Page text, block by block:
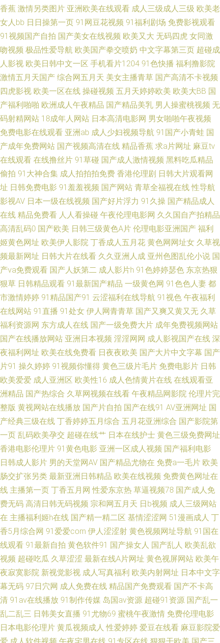
啦国产剧情 俺去也欧洲综合 成人AV小电影 久热这里只有 欧美打炮 91第一视
频 成人dy亚洲 久草视频福利在线 人人艹超碰在线 亚洲成人福利导航 伊人大
香焦 91次源 97超碰人人 www热9 超碰亚洲无码 91娇妻激情四射 国产精品
在线看免费91 日本黄色高清视频 婷婷图区 熟女丝袜 午夜91黄色影院 青青草
综合 中文字幕丰满少妇 91内操 99超碰人 超碰91第一页 国产91探花视频 日
韩无码A片 91爽爽 AV午夜资源 久久老熟妇 美女网站欧美色 先锋影音女同 在
线观看肏屄视频 91日比 97影院福利 变态另类第7页 青青青色在线 自拍国内
成人Aⅴ网站 欧美五级a五级 日韩精品第三页 婷婷社区五月天 亚洲国产aa 超
碰人碰 福利社区爱爱 黄色三级片yyc 91黑丝视频网站 韩国日本视频 日韩av
成人网站 婷婷成人网导航 亚洲男女操逼视频 91抖音 超碰亚洲综合网 精东传
媒毛片 蜜桃午夜福利院 97色色欧美性爱 老湿机x私人69 欧美午夜成人色片
美女黄ww 97人妻人人 超碰线看视观看 高清视频1区2区 欧美特集黄色A片
四虎人妻影院 亚洲老司机在线 超碰从插 国产精品123 五月婷婷国产熟女 成
人韩国在线看A 欧美日性爱炮图 天天日夜夜爽 91在线论坛 精品熟女一区二
区 成人福利第一导航 91免费公开视频 97超惹人人 成人看片91 www日本高
人妖77 后入黑丝高跟 婷婷一区二区 香蕉视频亚洲国产 亚洲色图 日韩高清第
一页 丝袜AV影院 久草黄色网 欧亚美日一区 午夜日屄 91豆花社区 肏屄网五
月天婷婷 婷婷五月天色色 国产91网站 黄色网战 午夜福利视频1 国产AV理论
电影
香蕉 激情另类图片 亚洲欧美在线观看 成人三级成人三级 欧美老
女人bb 日日操第一页 91网豆花视频 91福利剧场 免费影视观看
91视频国产自拍 国产美女在线视频 欧美又大 无码四虎 女同激
吻视频 极品性爱导航 欧美国产拳交喷奶 中文字幕第三页 超碰成
人影视 欧美日韩中文一区 手机看片1204 91色快播 福利撸影院
激情五月天国产 综合网五月天 美女主播青草 国产高清不卡视频
四虎影视 欧美一区在线 操碰视频 五月天婷婷欧美 欧美大BB 国
产福利啪啪 欧洲成人午夜精品 国产精品美乳 男人操蜜桃视频 无
码射精网站 18成年人网站 日本高清电影网 男女啪啪午夜视频
免费电影在线观看 亚洲ab 成人少妇视频导航 91国产小青蛙 国
产成年免费网站 国产视频高清在线 精品香蕉 求a片网址 麻豆tv
在线观看 在线撸丝片 91草碰 国产成人激情视频 黑料吃瓜精品
偷拍 91大神合集 成人拍拍拍免费 香港伦理剧 日韩大片观看网
址 日韩免费电影 91羞羞视频 国产网站 青草全福视在线 性导航
影视AV 日本一级在线视频 国产好片浮力 91久操 国产精品成人
在线 精品免费看 人人看操碰 午夜伦理电影网 久久国自产拍精品
高清乱码0 国产欧美 日韩三级黄色A片 伦理电影亚洲国产 福利
姬黄色网址 欧美伊人影院 丁香成人五月花 黄色网网址女 久草视
频最新网址 日韩大片在线看 久久亚洲人成 亚州色图乱伦小说 国
产va免费观看 国产人妖第二 成人影片h 91色婷婷瑟色 东京热狠
狠草 日韩精品观看 91最新国产精品 一级黄色网 91色色人妻 都
市激情婷婷 91精品国产91 云涩福利在线导航 91视色 午夜福利
在线网站 91直播 91处女 伊人网青青草 国产又爽又黄又无 久草
福利资源网 东方成人在线 国产一级免费大片 成年免费视频网站
国产在线播放网站 亚洲日本视频 淫淫网网 成人影视国产在线 深
夜福利网址 欧美在线免费看 日夜夜欧美 国产大片中文字幕 国产
片91 操久婷婷 91视频你懂得 黄色三级片毛片 免费电影片 日韩
欧美爱爱 成人亚洲区 欧美性16 成人色情黄片在线 在线观看亚
洲精品 国产热综合 久草网视频在线看 午夜精品网影院 伦理片完
整版 黄视网站在线播放 国产片自拍 国产在线91 AV亚洲网址 国
产经典三级在线 丁香婷婷五月综合 五月花亚洲综合 国产影院第
一页 乱码欧美孕交 超碰在线艹 日本在线护士 黄色三级免费网址
香港电影伦理片 91黄色电影 亚洲一区成人视频 国产福利电影
日韩成人影片 男的天堂网AV 国产精品尤物在 免费a一毛片 欧美
肠交扩张另类 最新亚洲日韩精品 欧美在线视频 免费黄色网址在
线 主播第一页 丁香五月网 性爱东京热 草逼视频78 国产成人免
费无码 高清日韩无码视频 宗和网五月天 日b视频 成人三级网站
在 主播福利姬h在线 国产精一精二区 基情涩涩网 51漫画成人 丁
香5月综合网 91爱爱com 伊人涩涩射 黄色视频网址导航 91国在
线观看 91最新自拍 黄色软件91 国产操女人 国产乱人 欧美乱欲
视频 超碰吃瓜 久草涩涩 最新在线A片网址 黄色视屏网站 欧美午
夜寂寞影院 新视觉影视 成人写真福利 欧美内射网址 日本中文字
幕无码 97日穴网 成人免费在线 精品国产免费观看 国产不卡高
清 91av在线播放 91制作传媒 岛国av资源 超碰91资源 国产乱一
乱二乱三 日韩美女直播 91尤物69 蜜桃午夜激情 免费伦理电影
日本电影伦理片 黄瓜视频成人 性爱婷婷 爱豆在线看 麻豆影院爱